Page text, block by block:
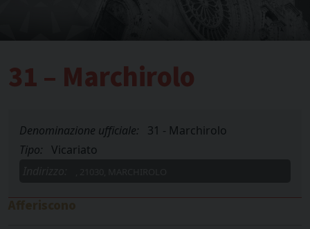
31 – Marchirolo
Denominazione ufficiale:
31 - Marchirolo
Tipo: Vicariato